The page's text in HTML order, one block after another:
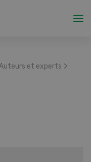
et experts >